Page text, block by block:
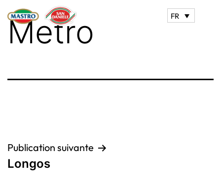
FR
Metro
Navigation
de
Publication suivante
Longos